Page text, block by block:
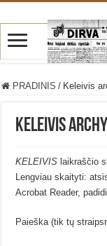
PRADINIS / Keleivis
Keleivis
KELEIVIS laikraščio
Lengviau skaityti:
Acrobat Reader,
Paieška (tik tų